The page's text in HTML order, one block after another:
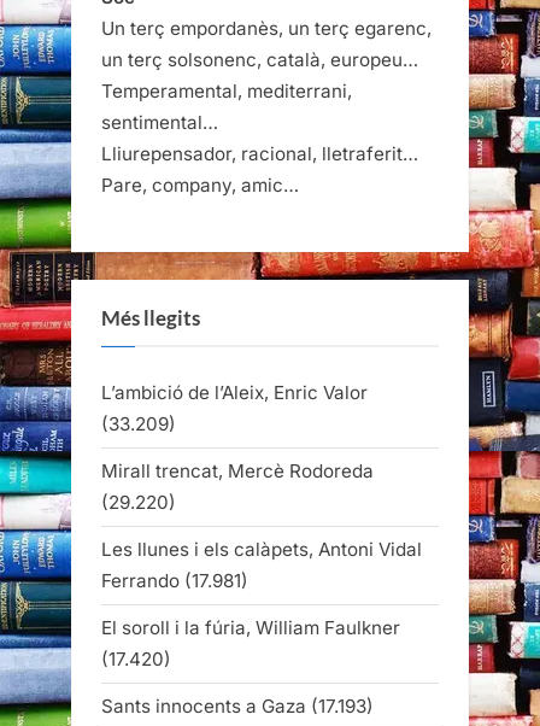
Un terç empordanès, un terç egarenc,
un terç solsonenc, català, europeu…
Temperamental, mediterrani,
sentimental…
Lliurepensador, racional, lletraferit…
Pare, company, amic…
Més llegits
L’ambició de l’Aleix, Enric Valor
(33.209)
Mirall trencat, Mercè Rodoreda
(29.220)
Les llunes i els calàpets, Antoni Vidal
Ferrando (17.981)
El soroll i la fúria, William Faulkner
(17.420)
Sants innocents a Gaza (17.193)